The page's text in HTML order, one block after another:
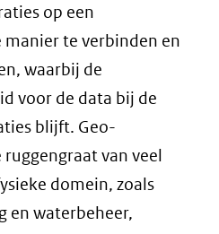
op een
manier te verbinden en
waarbij de
voor de data bij de
blijft. Geo-
van veel
domein, zoals
en waterbeheer,